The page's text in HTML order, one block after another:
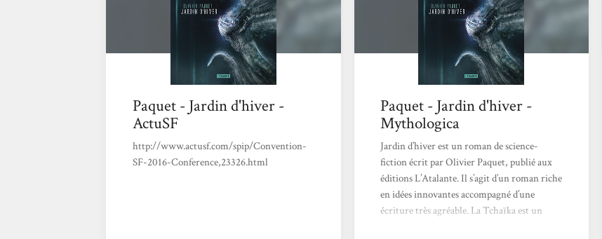
Paquet - Jardin d'hiver -
ActuSF
http://www.actusf.com/spip/Convention-
SF-2016-Conference,23326.html
Paquet - Jardin d'hiver -
Mythologica
Jardin d’hiver est un roman de science-
fiction écrit par Olivier Paquet, publié aux
éditions L’Atalante. Il s’agit d’un roman riche
en idées innovantes accompagné d’une
écriture très agréable. La Tchaïka est un